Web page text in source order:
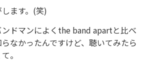
ます。(笑)
ドマンによくthe band apartと比べ
なかったんですけど、聴いてみたら
。